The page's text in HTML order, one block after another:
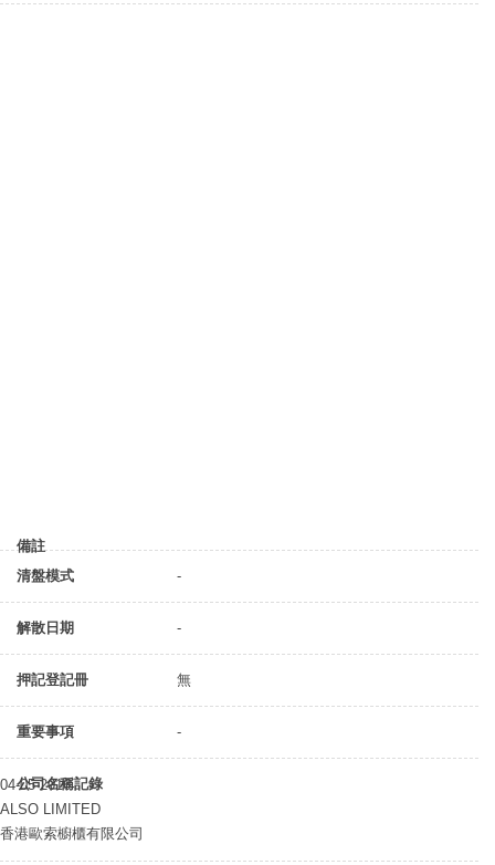
備註
清盤模式
-
解散日期 -
押記登記冊 無
重要事項 -
公司名稱記錄
04-05-2016
ALSO LIMITED
香港歐索櫥櫃有限公司